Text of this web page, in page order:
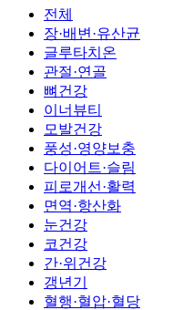
전체
장·배변·유산균
글루타치온
관절·연골
뼈건강
이너뷰티
모발건강
풍성·영양보충
다이어트·슬림
피로개선·활력
면역·항산화
눈건강
코건강
간·위건강
갱년기
혈행·혈압·혈당